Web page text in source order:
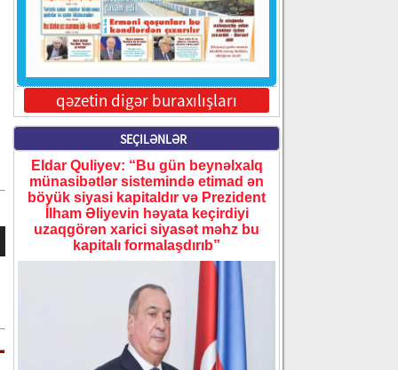
qəzetin digər buraxılışları
SEÇILƏNLƏR
Eldar Quliyev: “Bu gün beynəlxalq
münasibətlər sistemində etimad ən
böyük siyasi kapitaldır və Prezident
İlham Əliyevin həyata keçirdiyi
uzaqgörən xarici siyasət məhz bu
kapitalı formalaşdırıb”